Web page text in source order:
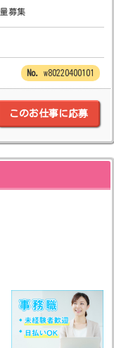
募集
w80220400101
このお仕事に応募